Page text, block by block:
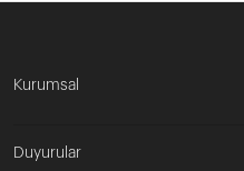
Kurumsal
Duyurular